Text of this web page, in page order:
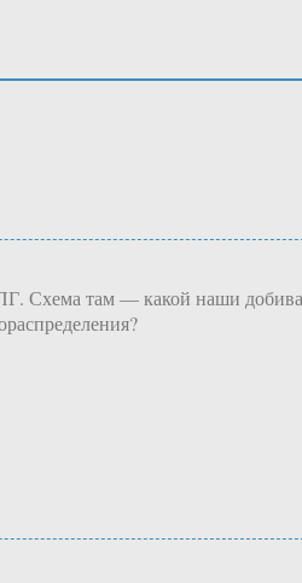
Схема там — какой наши